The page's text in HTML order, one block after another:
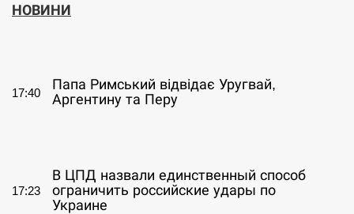
НОВИНИ
17:40
Папа Римський відвідає Уругвай,
Аргентину та Перу
17:23
В ЦПД назвали единственный способ
ограничить российские удары по
Украине